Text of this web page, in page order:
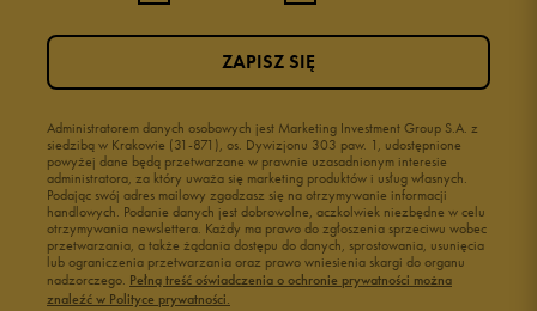
Administratorem danych osobowych jest Marketing Investment Group S.A. z
siedzibą w Krakowie (31-871), os. Dywizjonu 303 paw. 1, udostępnione
powyżej dane będą przetwarzane w prawnie uzasadnionym interesie
administratora, za który uważa się marketing produktów i usług własnych.
Podając swój adres mailowy zgadzasz się na otrzymywanie informacji
handlowych. Podanie danych jest dobrowolne, aczkolwiek niezbędne w celu
otrzymywania newslettera. Każdy ma prawo do zgłoszenia sprzeciwu wobec
przetwarzania, a także żądania dostępu do danych, sprostowania, usunięcia
lub ograniczenia przetwarzania oraz prawo wniesienia skargi do organu
nadzorczego. Pełną treść oświadczenia o ochronie prywatności można
znaleźć w Polityce prywatności.
ZAPISZ SIĘ